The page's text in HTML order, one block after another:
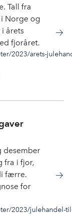
Tall fra
Norge og
i årets
fjoråret.
2023/arets-
desember
fra i fjor,
færre.
for
2023/julehandel-